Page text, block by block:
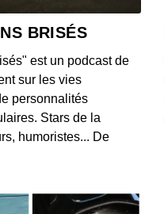
BRISÉS
est un podcast de
sur les vies
personnalités
Stars de la
humoristes... De